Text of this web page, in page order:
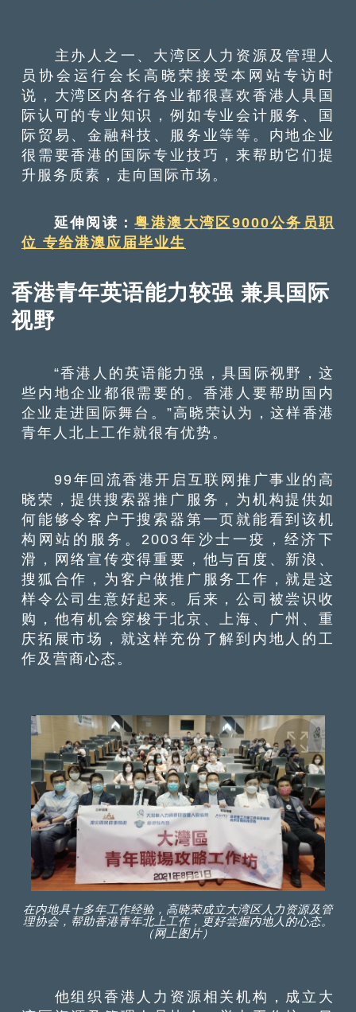
主办人之一、大湾区人力资源及管理人
员协会运行会长高晓荣接受本网站专访时
说，大湾区内各行各业都很喜欢香港人具国
际认可的专业知识，例如专业会计服务、国
际贸易、金融科技、服务业等等。内地企业
很需要香港的国际专业技巧，来帮助它们提
升服务质素，走向国际市场。
延伸阅读：粤港澳大湾区9000公务员职
位 专给港澳应届毕业生
香港青年英语能力较强 兼具国际
视野
“香港人的英语能力强，具国际视野，这
些内地企业都很需要的。香港人要帮助国内
企业走进国际舞台。”高晓荣认为，这样香港
青年人北上工作就很有优势。
99年回流香港开启互联网推广事业的高
晓荣，提供搜索器推广服务，为机构提供如
何能够令客户于搜索器第一页就能看到该机
构网站的服务。2003年沙士一疫，经济下
滑，网络宣传变得重要，他与百度、新浪、
搜狐合作，为客户做推广服务工作，就是这
样令公司生意好起来。后来，公司被尝识收
购，他有机会穿梭于北京、上海、广州、重
庆拓展市场，就这样充份了解到内地人的工
作及营商心态。
在内地具十多年工作经验，高晓荣成立大湾区人力资源及管
理协会，帮助香港青年北上工作，更好尝握内地人的心态。
（网上图片）
他组织香港人力资源相关机构，成立大